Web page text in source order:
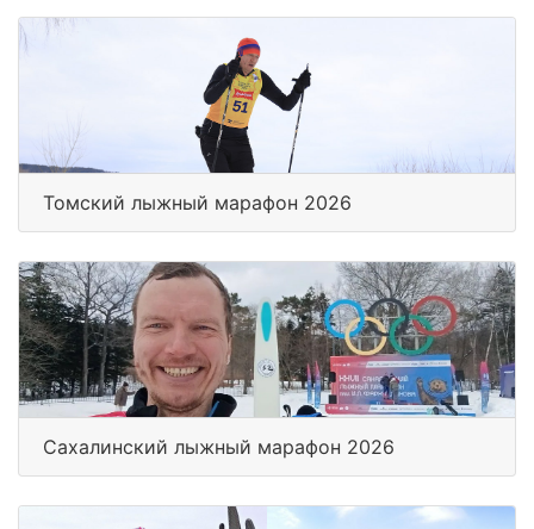
Томский лыжный марафон 2026
Сахалинский лыжный марафон 2026